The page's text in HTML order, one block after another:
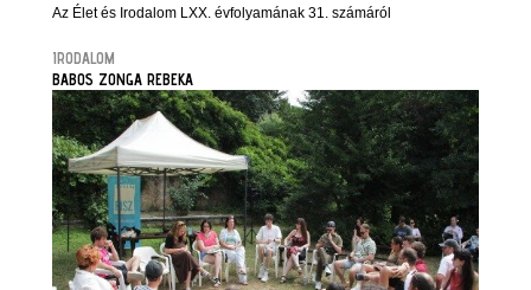
Az Élet és Irodalom LXX. évfolyamának 31. számáról
IRODALOM
BABOS ZONGA REBEKA